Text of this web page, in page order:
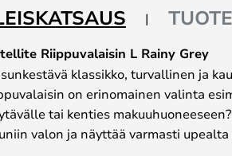
Riippuvalaisin L Rainy Grey
klassikko, turvallinen ja
on erinomainen valinta
tai kenties
valon ja näyttää varmasti